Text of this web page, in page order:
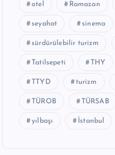
otel Ramazan
seyahat sinema
sürdürülebilir turizm
Tatilsepeti THY
TTYD turizm
TÜROB TÜRSAB
yılbaşı İstanbul